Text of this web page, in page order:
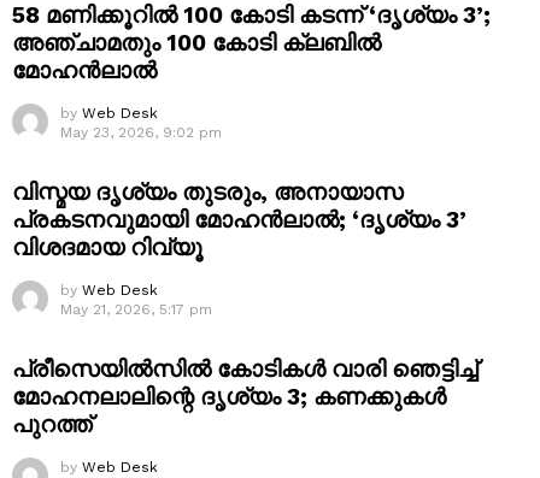
58 മണിക്കൂറിൽ 100 കോടി കടന്ന് ‘ദൃശ്യം 3’;
അഞ്ചാമതും 100 കോടി ക്ലബിൽ
മോഹൻലാൽ
by Web Desk
May 23, 2026, 9:02 pm
വിസ്മയ ദൃശ്യം തുടരും, അനായാസ
പ്രകടനവുമായി മോഹൻലാൽ; ‘ദൃശ്യം 3’
വിശദമായ റിവ്യൂ
by Web Desk
May 21, 2026, 5:17 pm
പ്രീസെയിൽസിൽ കോടികൾ വാരി ഞെട്ടിച്ച്
മോഹനലാലിന്റെ ദൃശ്യം 3; കണക്കുകൾ
പുറത്ത്
by Web Desk